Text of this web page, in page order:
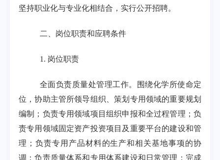
坚持职业化与专业化相结合，实行公开招聘。
二、岗位职责和应聘条件
1. 岗位职责
全面负责质量处管理工作。围绕化学所使命定
位，协助主管所领导组织、策划专用领域的重要规划
编制；负责专用领域项目组织申报和全过程管理；负
责专用领域固定资产投资项目及重要平台的建设和管
理；负责专用产品材料的生产和相关基地事项的协
调；负责质量体系和专用体系建设和日常管理；完成